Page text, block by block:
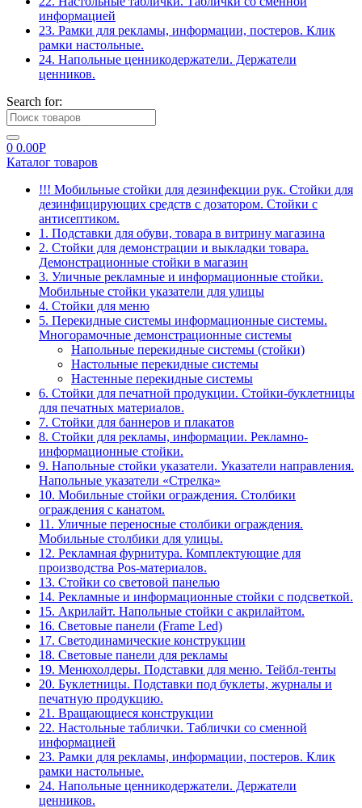
информацией
23. Рамки для рекламы, информации, постеров. Клик
рамки настольные.
24. Напольные ценникодержатели. Держатели
ценников.
Search for:
0 0.00Р
Каталог товаров
!!! Мобильные стойки для дезинфекции рук. Стойки для
дезинфицирующих средств с дозатором. Стойки с
антисептиком.
1. Подставки для обуви, товара в витрину магазина
2. Стойки для демонстрации и выкладки товара.
Демонстрационные стойки в магазин
3. Уличные рекламные и информационные стойки.
Мобильные стойки указатели для улицы
4. Стойки для меню
5. Перекидные системы информационные системы.
Многорамочные демонстрационные системы
Напольные перекидные системы (стойки)
Настольные перекидные системы
Настенные перекидные системы
6. Стойки для печатной продукции. Стойки-буклетницы
для печатных материалов.
7. Стойки для баннеров и плакатов
8. Стойки для рекламы, информации. Рекламно-
информационные стойки.
9. Напольные стойки указатели. Указатели направления.
Напольные указатели «Стрелка»
10. Мобильные стойки ограждения. Столбики
ограждения с канатом.
11. Уличные переносные столбики ограждения.
Мобильные столбики для улицы.
12. Рекламная фурнитура. Комплектующие для
производства Pos-материалов.
13. Стойки со световой панелью
14. Рекламные и информационные стойки с подсветкой.
15. Акрилайт. Напольные стойки с акрилайтом.
16. Световые панели (Frame Led)
17. Светодинамические конструкции
18. Световые панели для рекламы
19. Менюхолдеры. Подставки для меню. Тейбл-тенты
20. Буклетницы. Подставки под буклеты, журналы и
печатную продукцию.
21. Вращающиеся конструкции
22. Настольные таблички. Таблички со сменной
информацией
23. Рамки для рекламы, информации, постеров. Клик
рамки настольные.
24. Напольные ценникодержатели. Держатели
ценников.